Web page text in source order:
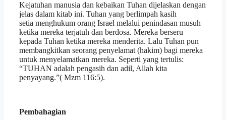
Kejatuhan manusia dan kebaikan Tuhan dijelaskan dengan
jelas dalam kitab ini. Tuhan yang berlimpah kasih
setia menghukum orang Israel melalui penindasan musuh
ketika mereka terjatuh dan berdosa. Mereka berseru
kepada Tuhan ketika mereka menderita. Lalu Tuhan pun
membangkitkan seorang penyelamat (hakim) bagi mereka
untuk menyelamatkan mereka. Seperti yang tertulis:
“TUHAN adalah pengasih dan adil, Allah kita
penyayang.”( Mzm 116:5).
Pembahagian